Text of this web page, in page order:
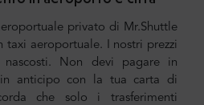
privato di Mr.Shuttle
taxi aeroportuale. I nostri prezzi
nascosti. Non devi pagare in
anticipo con la tua carta di
che solo i trasferimenti